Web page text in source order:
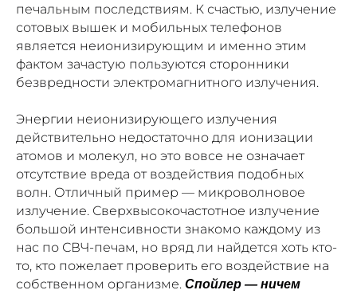
печальным последствиям. К счастью, излучение
сотовых вышек и мобильных телефонов
является неионизирующим и именно этим
фактом зачастую пользуются сторонники
безвредности электромагнитного излучения.
Энергии неионизирующего излучения
действительно недостаточно для ионизации
атомов и молекул, но это вовсе не означает
отсутствие вреда от воздействия подобных
волн. Отличный пример — микроволновое
излучение. Сверхвысокочастотное излучение
большой интенсивности знакомо каждому из
нас по СВЧ-печам, но вряд ли найдется хоть кто-
то, кто пожелает проверить его воздействие на
собственном организме. Спойлер — ничем